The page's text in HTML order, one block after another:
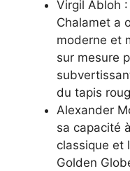
Virgil Abloh
Chalamet a
moderne et
sur mesure
du tapis
Alexander
sa capacité
classique et
Golden